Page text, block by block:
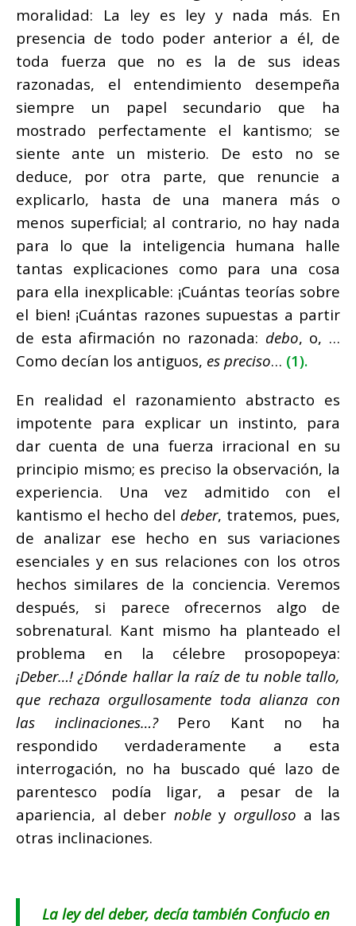
moralidad: La ley es ley y nada más. En
presencia de todo poder anterior a él, de
toda fuerza que no es la de sus ideas
razonadas, el entendimiento desempeña
siempre un papel secundario que ha
mostrado perfectamente el kantismo; se
siente ante un misterio. De esto no se
deduce, por otra parte, que renuncie a
explicarlo, hasta de una manera más o
menos superficial; al contrario, no hay nada
para lo que la inteligencia humana halle
tantas explicaciones como para una cosa
para ella inexplicable: ¡Cuántas teorías sobre
el bien! ¡Cuántas razones supuestas a partir
de esta afirmación no razonada: debo, o, …
Como decían los antiguos, es preciso… (1).
En realidad el razonamiento abstracto es
impotente para explicar un instinto, para
dar cuenta de una fuerza irracional en su
principio mismo; es preciso la observación, la
experiencia. Una vez admitido con el
kantismo el hecho del deber, tratemos, pues,
de analizar ese hecho en sus variaciones
esenciales y en sus relaciones con los otros
hechos similares de la conciencia. Veremos
después, si parece ofrecernos algo de
sobrenatural. Kant mismo ha planteado el
problema en la célebre prosopopeya:
¡Deber…! ¿Dónde hallar la raíz de tu noble tallo,
que rechaza orgullosamente toda alianza con
las inclinaciones…? Pero Kant no ha
respondido verdaderamente a esta
interrogación, no ha buscado qué lazo de
parentesco podía ligar, a pesar de la
apariencia, al deber nobley orgulloso a las
otras inclinaciones.
La ley del deber, decía también Confucio en